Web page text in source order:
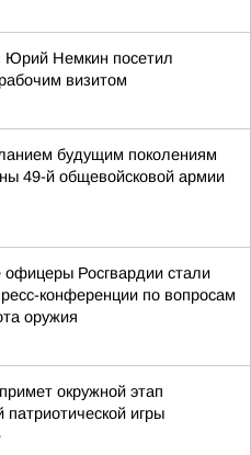
Юрий Немкин посетил
визитом
будущим поколениям
49-й общевойсковой армии
Росгвардии стали
конференции по вопросам
оружия
окружной этап
патриотической игры